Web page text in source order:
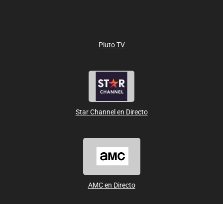
Pluto TV
Star Channel en Directo
AMC en Directo